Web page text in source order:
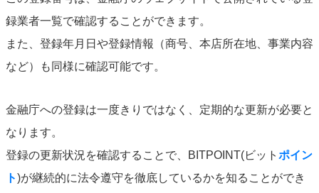
録業者一覧で確認することができます。
また、登録年月日や登録情報（商号、本店所在地、事業内容
など）も同様に確認可能です。
金融庁への登録は一度きりではなく、定期的な更新が必要と
なります。
登録の更新状況を確認することで、BITPOINT(ビット ポイン
ト)が継続的に法令遵守を徹底しているかを知ることができ